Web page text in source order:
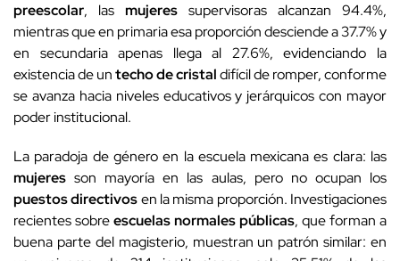
preescolar, las mujeres supervisoras alcanzan 94.4%,
mientras que en primaria esa proporción desciende a 37.7% y
en secundaria apenas llega al 27.6%, evidenciando la
existencia de untecho de cristaldifícil de romper, conforme
se avanza hacia niveles educativos y jerárquicos con mayor
poder institucional.
La paradoja de género en la escuela mexicana es clara: las
mujeres son mayoría en las aulas, pero no ocupan los
puestos directivosen la misma proporción. Investigaciones
recientes sobreescuelas normales públicas, que forman a
buena parte del magisterio, muestran un patrón similar: en